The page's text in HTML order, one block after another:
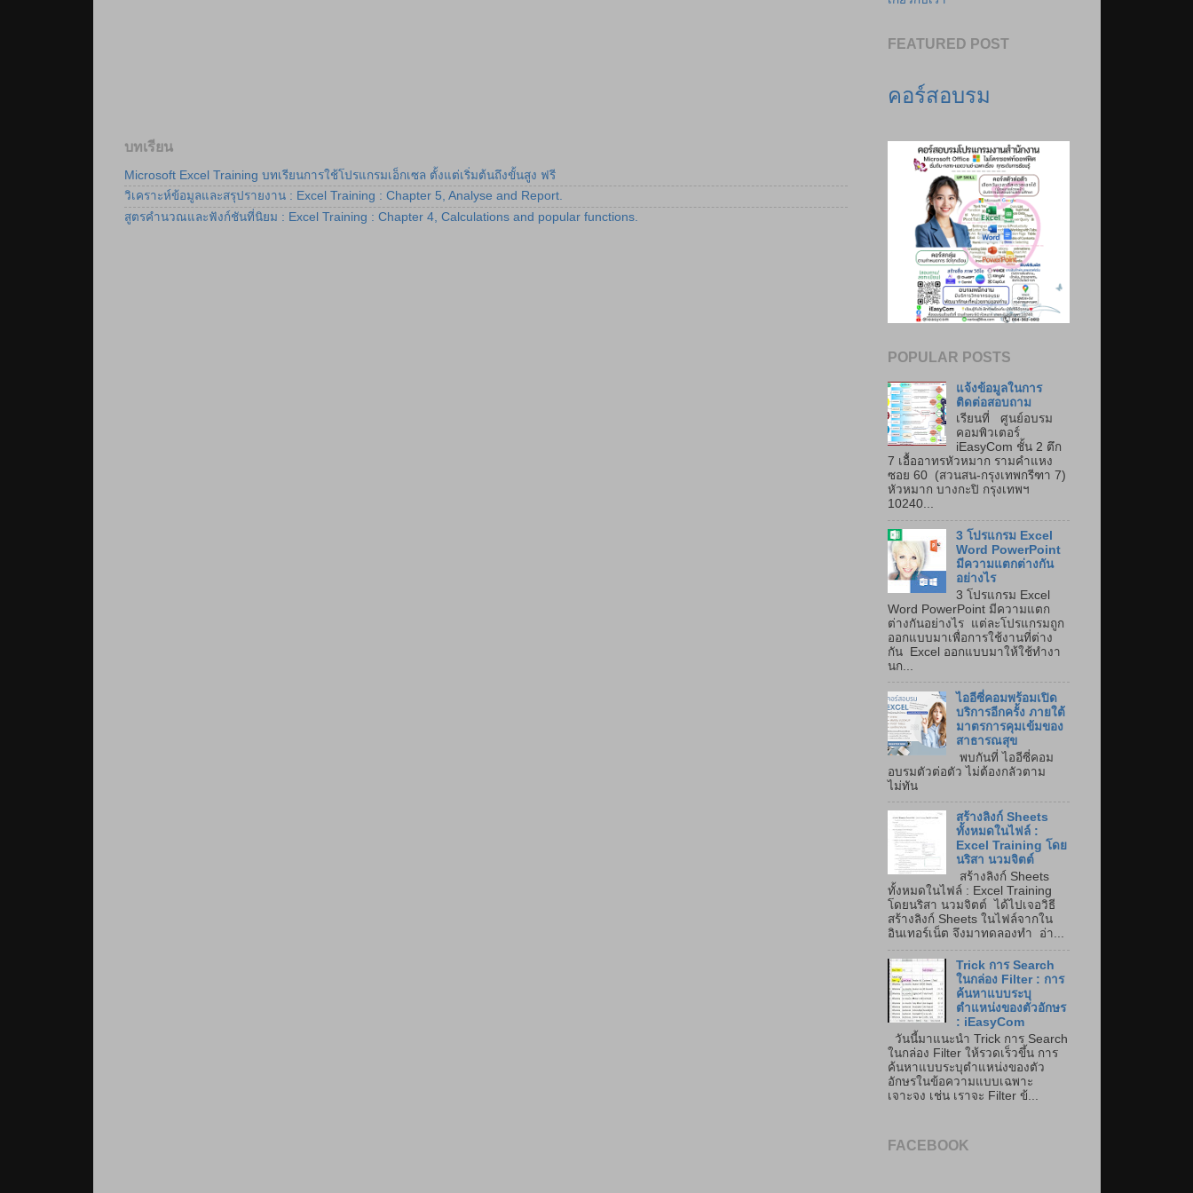
บทเรียน
Microsoft Excel Training บทเรียนการใช้โปรแกรมเอ็กเซล ตั้งแต่เริ่มต้นถึงขั้นสูง ฟรี
วิเคราะห์ข้อมูลและสรุปรายงาน : Excel Training : Chapter 5, Analyse and Report.
สูตรคำนวณและฟังก์ชันที่นิยม : Excel Training : Chapter 4, Calculations and popular functions.
FEATURED POST
คอร์สอบรม
POPULAR POSTS
แจ้งข้อมูลในการ
ติดต่อสอบถาม
เรียนที่ ศูนย์อบรม
คอมพิวเตอร์
iEasyCom ชั้น 2 ตึก
7 เอื้ออาทรหัวหมาก รามคำแหง
ซอย 60 (สวนสน-กรุงเทพกรีฑา 7)
หัวหมาก บางกะปิ กรุงเทพฯ
10240...
3 โปรแกรม Excel
Word PowerPoint
มีความแตกต่างกัน
อย่างไร
3 โปรแกรม Excel
Word PowerPoint มีความแตก
ต่างกันอย่างไร แต่ละโปรแกรมถูก
ออกแบบมาเพื่อการใช้งานที่ต่าง
กัน Excel ออกแบบมาให้ใช้ทำงา
นก...
ไออีซี่คอมพร้อมเปิด
บริการอีกครั้ง ภายใต้
มาตรการคุมเข้มของ
สาธารณสุข
พบกันที่ ไออีซี่คอม
อบรมตัวต่อตัว ไม่ต้องกลัวตาม
ไม่ทัน
สร้างลิงก์ Sheets
ทั้งหมดในไฟล์ :
Excel Training โดย
นริสา นวมจิตต์
สร้างลิงก์ Sheets
ทั้งหมดในไฟล์ : Excel Training
โดยนริสา นวมจิตต์ ได้ไปเจอวิธี
สร้างลิงก์ Sheets ในไฟล์จากใน
อินเทอร์เน็ต จึงมาทดลองทำ อ่า...
Trick การ Search
ในกล่อง Filter : การ
ค้นหาแบบระบุ
ตำแหน่งของตัวอักษร
: iEasyCom
วันนี้มาแนะนำ Trick การ Search
ในกล่อง Filter ให้รวดเร็วขึ้น การ
ค้นหาแบบระบุตำแหน่งของตัว
อักษรในข้อความแบบเฉพาะ
เจาะจง เช่น เราจะ Filter ข้...
FACEBOOK